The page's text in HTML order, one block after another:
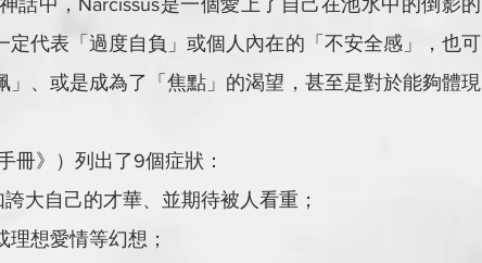
話中，Narcissus是一個愛上了自己在池水中的倒影的
定代表「過度自負」或個人內在的「不安全感」，也可
」、或是成為了「焦點」的渴望，甚至是對於能夠體現
冊》）列出了9個症狀：
誇大自己的才華、並期待被人看重；
理想愛情等幻想；